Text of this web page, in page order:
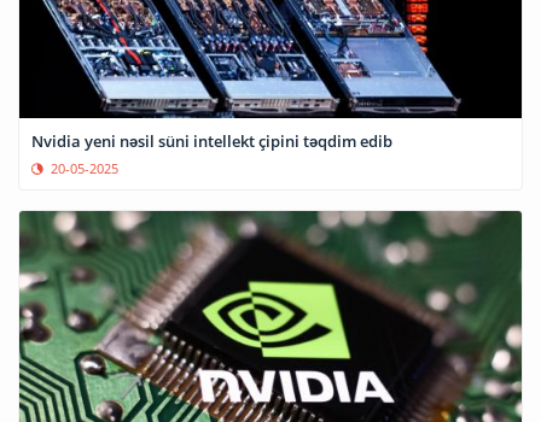
Nvidia yeni nəsil süni intellekt çipini təqdim edib
20-05-2025